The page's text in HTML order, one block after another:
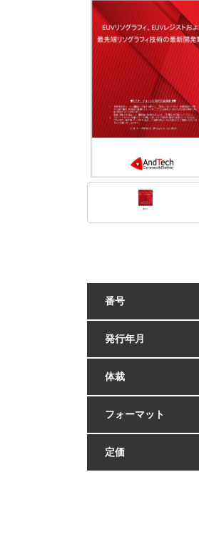
番号
発行年月
体裁
フォーマット
定価